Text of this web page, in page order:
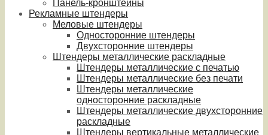
Панель-кронштейны
Рекламные штендеры
Меловые штендеры
Односторонние штендеры
Двухсторонние штендеры
Штендеры металлические раскладные
Штендеры металлические с печатью
Штендеры металлические без печати
Штендеры металлические
односторонние раскладные
Штендеры металлические двухсторонние
раскладные
Штендеры вертикальные металлические